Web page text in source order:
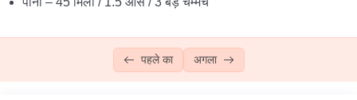
पहले का अगला